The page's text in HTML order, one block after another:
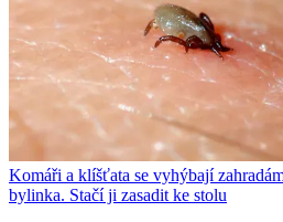
Komáři a klíšťata se vyhýbají
bylinka. Stačí ji zasadit ke stolu